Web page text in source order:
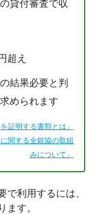
貸付審査で収
超え
結果必要と判
められます
証明する書類とは」
関する全銀協の取組
みについて」
利用するには、
す。